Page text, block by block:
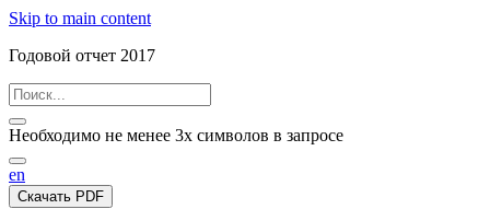
Skip to main content
Годовой отчет 2017
Необходимо не менее 3х символов в запросе
en
Скачать PDF